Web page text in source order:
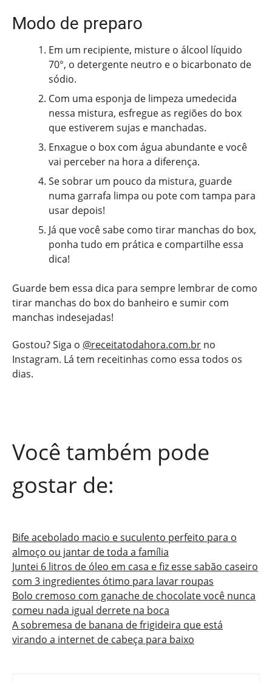
Modo de preparo
Em um recipiente, misture o álcool líquido
70°, o detergente neutro e o bicarbonato de
sódio.
Com uma esponja de limpeza umedecida
nessa mistura, esfregue as regiões do box
que estiverem sujas e manchadas.
Enxague o box com água abundante e você
vai perceber na hora a diferença.
Se sobrar um pouco da mistura, guarde
numa garrafa limpa ou pote com tampa para
usar depois!
Já que você sabe como tirar manchas do box,
ponha tudo em prática e compartilhe essa
dica!
Guarde bem essa dica para sempre lembrar de como
tirar manchas do box do banheiro e sumir com
manchas indesejadas!
Gostou? Siga o @receitatodahora.com.br no
Instagram. Lá tem receitinhas como essa todos os
dias.
Você também pode
gostar de:
Bife acebolado macio e suculento perfeito para o
almoço ou jantar de toda a família
Juntei 6 litros de óleo em casa e fiz esse sabão caseiro
com 3 ingredientes ótimo para lavar roupas
Bolo cremoso com ganache de chocolate você nunca
comeu nada igual derrete na boca
A sobremesa de banana de frigideira que está
virando a internet de cabeça para baixo